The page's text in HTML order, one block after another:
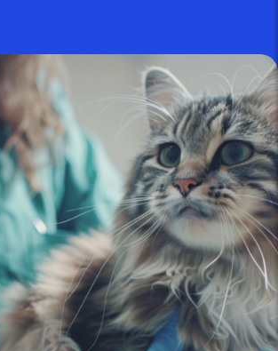
Inflammation oculaire féline :
comprendre et traiter les...
publié le 22 juillet 2025 par Christophe Le Dref
Perte d’appétit chez le chat :
quand s’inquiéter...